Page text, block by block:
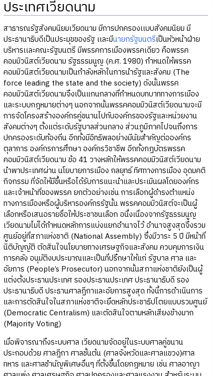
ประเทศเวียดนาม
สาธารณรัฐสังคมนิยมเวียดนาม มีการปกครองเเบบสังคมนิยม มี
ประธานาธิบดีเป็นประมุขของรัฐ เเละมีนายกรัฐมนตรีเป็นหัวหน้าฝ่าย
บริหารเเละคณะรัฐมนตรี มีพรรคการเมืองพรรคเดียว คือพรรค
คอมมิวนิสต์เวียดนาม รัฐธรรมนูญ (ค.ศ. 1980) กำหนดให้พรรค
คอมมิวนิสต์เวียดนามเป็นกำลังหลักในการนำรัฐและสังคม (The
force leading the state and the society) ดังนั้นพรรค
คอมมิวนิสต์เวียดนามจึงเป็นแกนกลางที่กำหนดบทบาททางการเมือง
และระบบกฎหมายต่างๆ นอกจากนั้นพรรคคอมมิวนิสต์เวียดนามจะมี
การจัดโครงสร้างองค์กรคู่ขนานไปกับองค์กรของรัฐและหน่วยงาน
สังคมต่างๆ ตั้งแต่ระดับรัฐบาลส่วนกลาง ส่วนภูมิภาคไปจนถึงการ
ปกครองระดับท้องถิ่น อีกทั้งมีอิทธิพลอย่างมีนัยสำคัญต่อองค์กร
ตุลาการ องค์กรการศึกษา องค์กรวิชาชีพ อีกทั้งกฎบัตรพรรค
คอมมิวนิสต์เวียดนาม ข้อ 41 วางหลักให้พรรคคอมมิวนิสต์เวียดนาม
นำพาประเทศผ่าน นโยบายการเมือง กลยุทธ์ ทิศทางการเมือง อุดมคติ
กิจกรรม ที่จัดให้มีขึ้นหรือได้รับการแนะนำและประเมินผลโดยองค์กร
และเจ้าหน้าที่ของพรรค ยกตัวอย่างเช่น การเลือกผู้ดำรงตำแหน่ง
ทางการเมืองหรือผู้บริหารองค์กรรัฐนั้น พรรคคอมมิวนิสต์จะเป็นผู้
เลือกหรือเสนอรายชื่อให้ประชาชนเลือก อนึ่งเนื่องจากรัฐธรรมนูญ
เวียดนามไม่ได้กำหนดหลักการแบ่งแยกอำนาจไว้ อำนาจสูงสุดจึงรวม
ศูนย์อยู่ที่สภาแห่งชาติ (National Assembly) ซึ่งมีวาระ 5 ปี มีหน้าที่
นิติบัญญัติ ตัดสินใจนโยบายทางเศรษฐกิจและสังคม ควบคุมการเงิน
การคลัง อนุมัติงบประมาณและเป็นที่ปรึกษาให้แก่ รัฐบาล ศาล และ
อัยการ (People’s Prosecutor) นอกจากนั้นสภาแห่งชาติยังเป็นผู้
แต่งตั้งประธานประเทศ รองประธานประเทศ ประธานาธิบดี รอง
ประธานาธิบดี ประธานศาลฏีกาและอัยการสูงสุด ทั้งนี้การดำเนินการ
และการตัดสินใจในสภาแห่งชาติจะยึดหลักประชาธิปไตยแบบรวมศูนย์
(Democratic Centralism) และตัดสินใจตามหลักเสียงข้างมาก
(Majority Voting)
เมื่อพิจารณาถึงระบบศาล เวียดนามจัดอยู่ในระบบศาลคู่ขนาน
ประกอบด้วย ศาลฎีกา ศาลชั้นต้น (ศาลจังหวัดและศาลแขวง)ศาล
ทหาร และศาลชำนัญพิเศษอื่นๆ ที่ตั้งขึ้นโดยกฎหมาย เช่น ศาลอาญา